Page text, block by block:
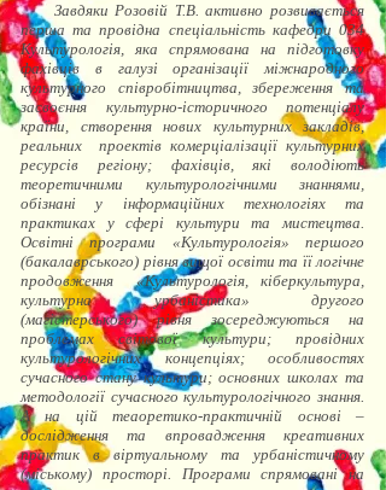
Завдяки Розовій Т.В. активно розвивається
перша та провідна спеціальність кафедри 034
Культурологія, яка спрямована на підготовку
фахівців в галузі організації міжнародного
культурного співробітництва, збереження та
засвоєння культурно-історичного потенціалу
країни, створення нових культурних закладів,
реальних проектів комерціалізації культурних
ресурсів регіону; фахівців, які володіють
теоретичними культурологічними знаннями,
обізнані у інформаційних технологіях та
практиках у сфері культури та мистецтва.
Освітні програми «Культурологія» першого
(бакалаврського) рівня вищої освіти та її логічне
продовження «Культурологія, кіберкультура,
культурна урбаністика» другого
(магістерського) рівня зосереджуються на
проблемах світової культури; провідних
культурологічних концепціях; особливостях
сучасного стану культури; основних школах та
методології сучасного культурологічного знання.
А на цій теаоретико-практичній основі –
дослідження та впровадження креативних
практик в віртуальному та урбаністичному
(міському) просторі. Програми спрямовані на